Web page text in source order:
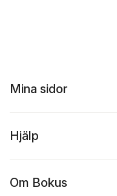
Mina sidor
Hjälp
Om Bokus